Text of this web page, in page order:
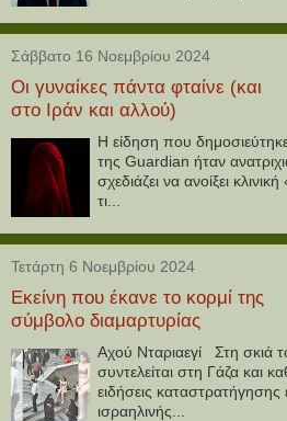
Σάββατο 16 Νοεμβρίου 2024
Οι γυναίκες πάντα φταίνε (και
στο Ιράν και αλλού)
H είδηση που
της Guardian ήταν
σχεδιάζει να ανοίξει
τι...
Τετάρτη 6 Νοεμβρίου 2024
Εκείνη που έκανε το κορμί της
σύμβολο διαμαρτυρίας
Αχού Νταριαεγί Στη σκιά
συντελείται στη Γάζα και
ειδήσεις καταστρατήγησης
ισραηλινής...